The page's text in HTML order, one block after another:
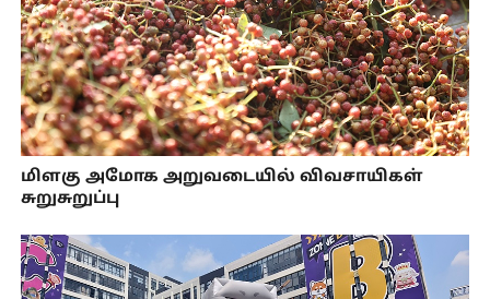
மிளகு அமோக அறுவடையில் விவசாயிகள்
சுறுசுறுப்பு